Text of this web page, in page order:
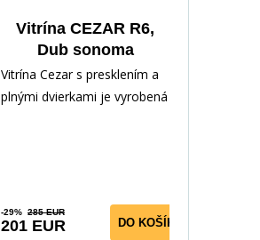
Vitrína CEZAR R6,
Dub sonoma
Vitrína Cezar s presklením a
plnými dvierkami je vyrobená
-29% 285 EUR
201 EUR DO KOŠÍKA